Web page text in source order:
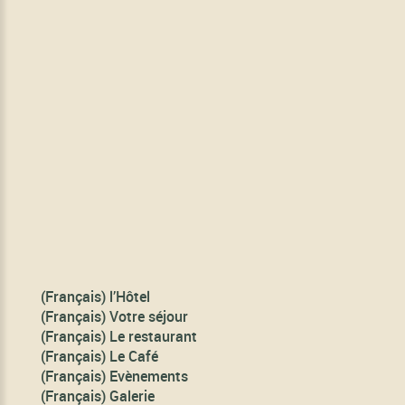
(Français) l’Hôtel
(Français) Votre séjour
(Français) Le restaurant
(Français) Le Café
(Français) Evènements
(Français) Galerie